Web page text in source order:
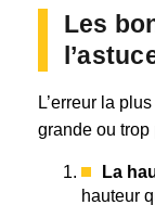
Les
L’erreur la
grande ou trop
La
hauteur